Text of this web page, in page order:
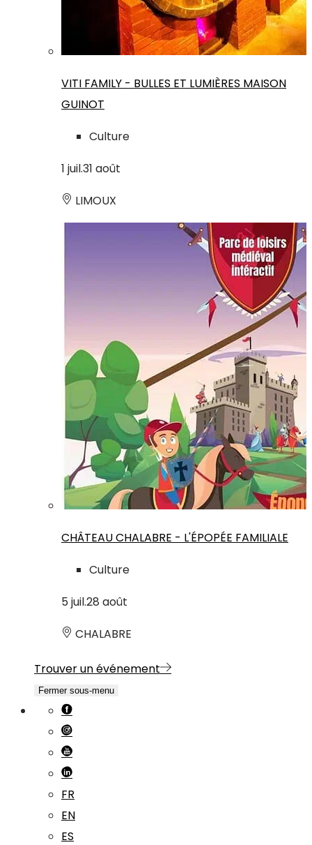
VITI FAMILY - BULLES ET LUMIÈRES MAISON
GUINOT
Culture
1 juil.31 août
LIMOUX
CHÂTEAU CHALABRE - L'ÉPOPÉE FAMILIALE
Culture
5 juil.28 août
CHALABRE
Trouver un événement
Fermer sous-menu
FR
EN
ES